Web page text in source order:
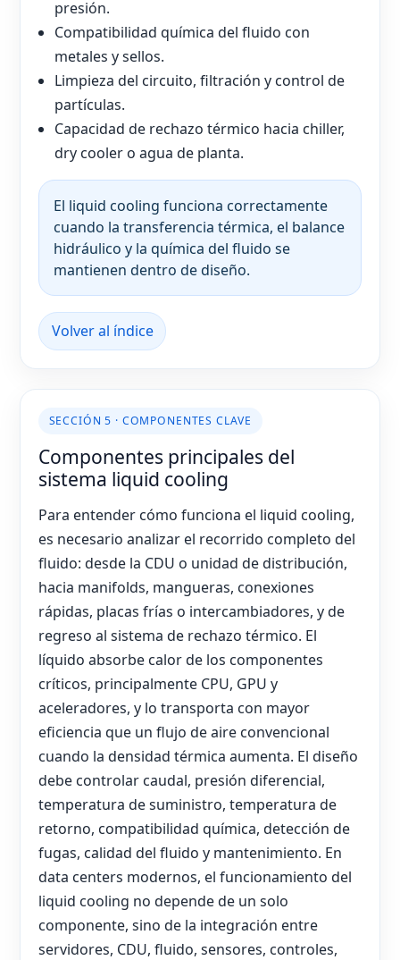
presión.
Compatibilidad química del fluido con
metales y sellos.
Limpieza del circuito, filtración y control de
partículas.
Capacidad de rechazo térmico hacia chiller,
dry cooler o agua de planta.
El liquid cooling funciona correctamente
cuando la transferencia térmica, el balance
hidráulico y la química del fluido se
mantienen dentro de diseño.
Volver al índice
SECCIÓN 5 · COMPONENTES CLAVE
Componentes principales del
sistema liquid cooling
Para entender cómo funciona el liquid cooling,
es necesario analizar el recorrido completo del
fluido: desde la CDU o unidad de distribución,
hacia manifolds, mangueras, conexiones
rápidas, placas frías o intercambiadores, y de
regreso al sistema de rechazo térmico. El
líquido absorbe calor de los componentes
críticos, principalmente CPU, GPU y
aceleradores, y lo transporta con mayor
eficiencia que un flujo de aire convencional
cuando la densidad térmica aumenta. El diseño
debe controlar caudal, presión diferencial,
temperatura de suministro, temperatura de
retorno, compatibilidad química, detección de
fugas, calidad del fluido y mantenimiento. En
data centers modernos, el funcionamiento del
liquid cooling no depende de un solo
componente, sino de la integración entre
servidores, CDU, fluido, sensores, controles,